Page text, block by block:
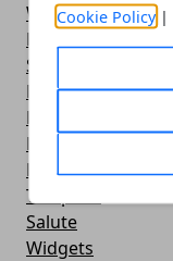
Cookie Policy |
Widget Meteo
Ricezione WiFi
Sport
Meteo
Rooting
Emulazione
Lg - Telefoni
Trasporti
Salute
Widgets